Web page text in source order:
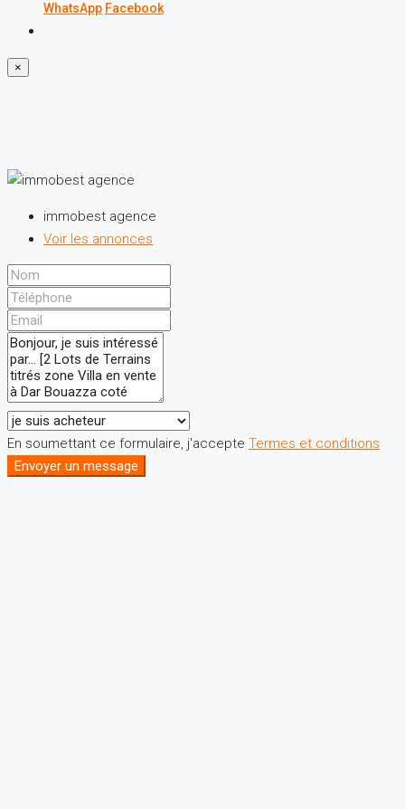
WhatsApp Facebook
×
immobest agence
Voir les annonces
En soumettant ce formulaire, j'accepte Termes et conditions
Envoyer un message